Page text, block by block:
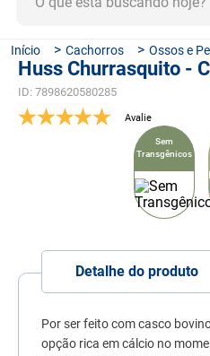
Cachorros Ossos e
Huss Churrasquito -
ID: 7898620580285
Sem
Transgênicos
Detalhe do produto
Por ser feito com casco
opção rica em cálcio no
1
5
8
9